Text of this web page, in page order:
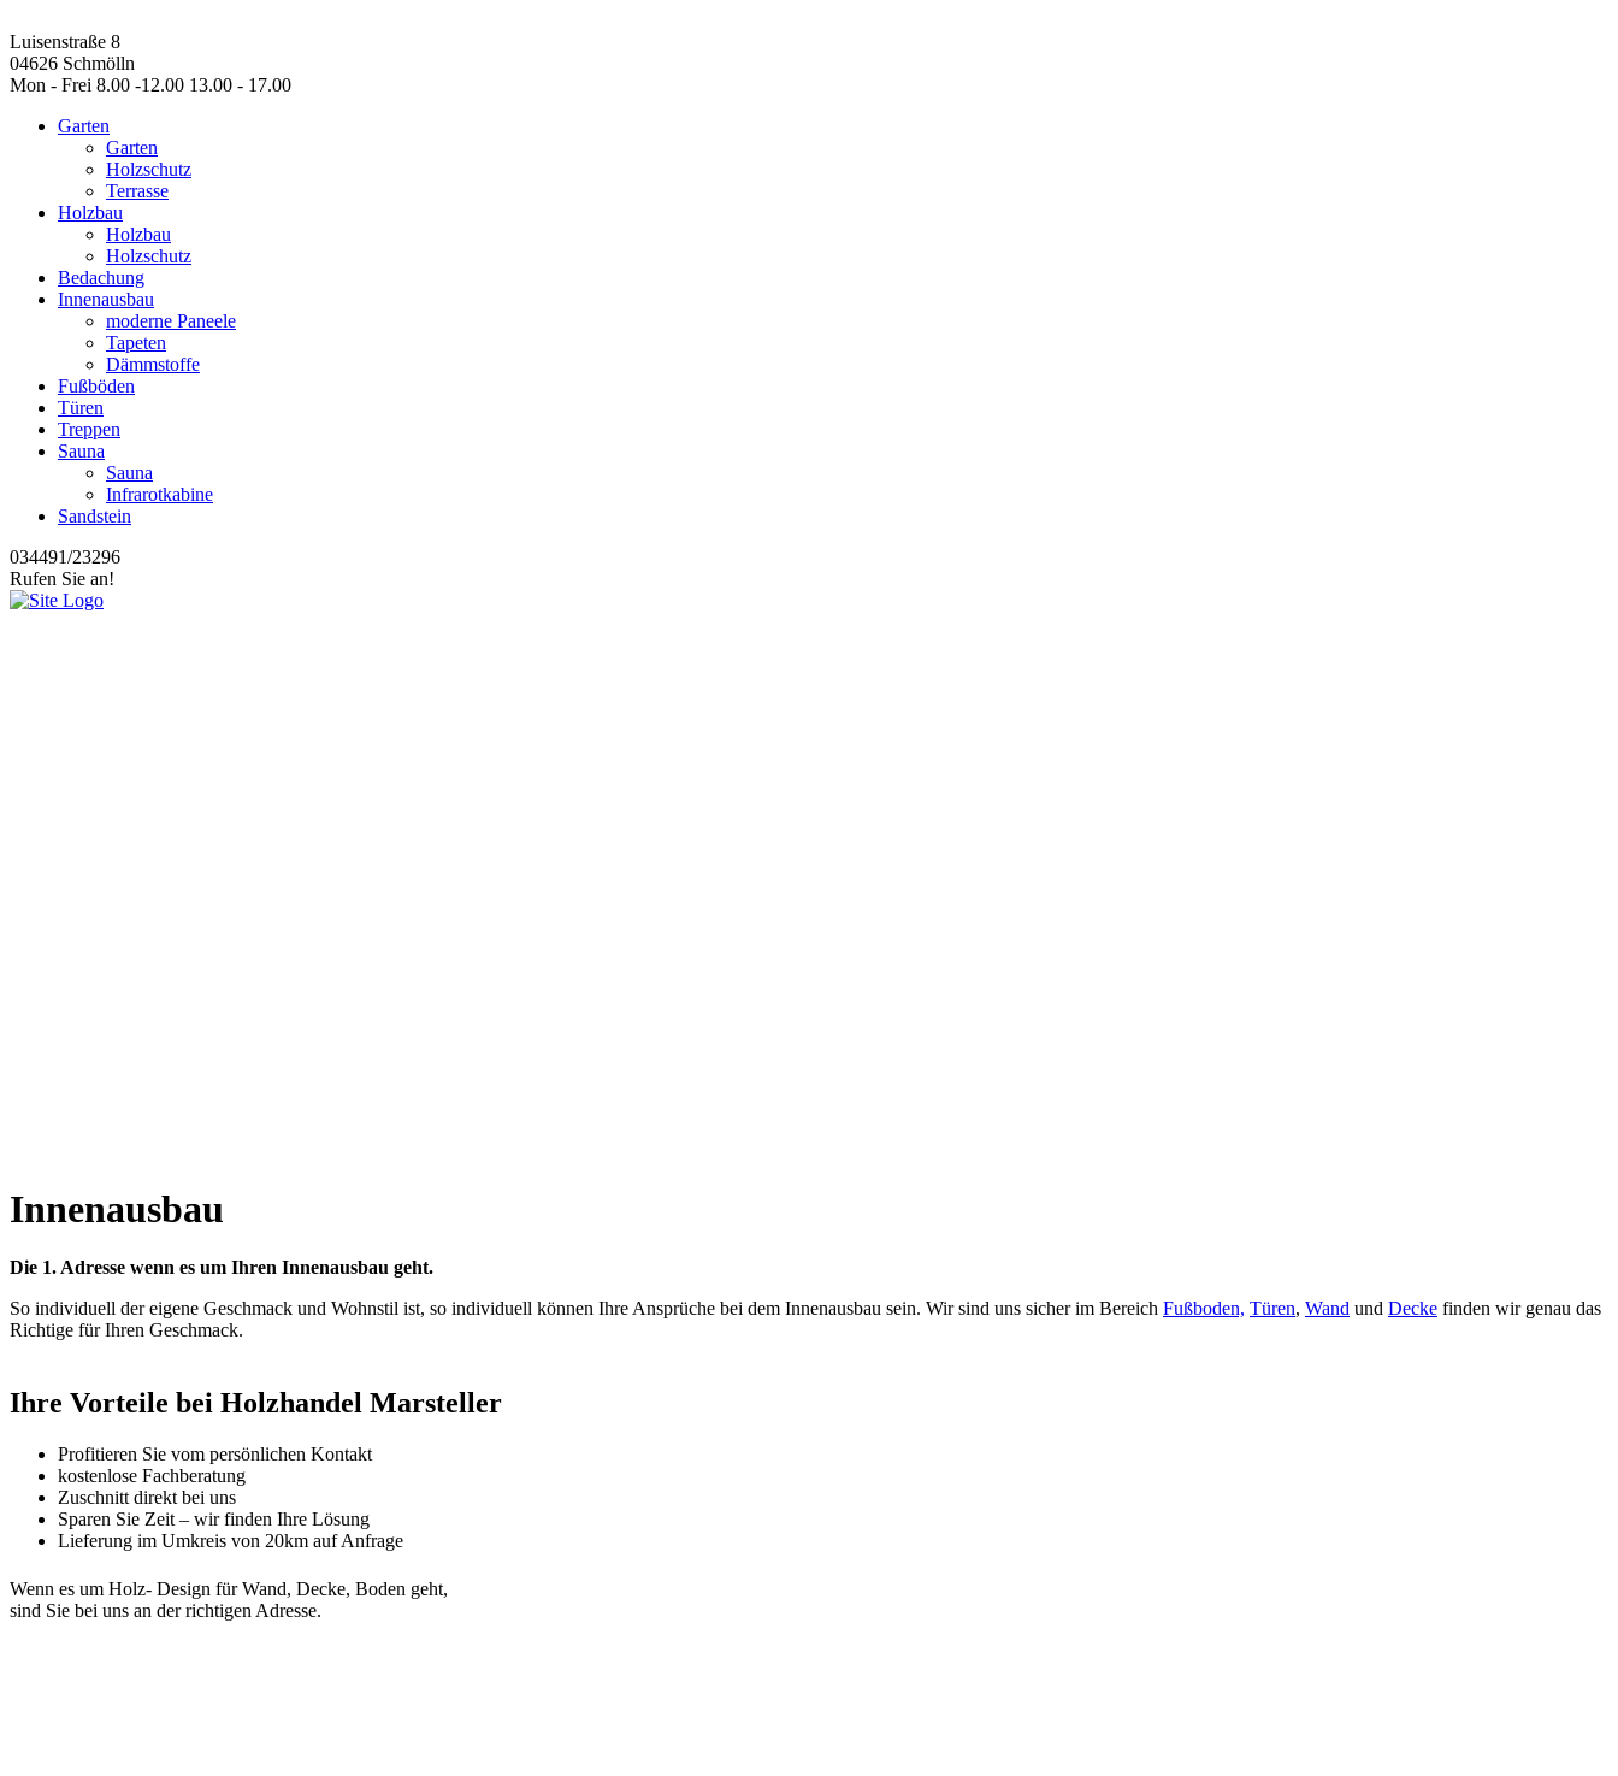
Luisenstraße 8
04626 Schmölln
Mon - Frei 8.00 -12.00 13.00 - 17.00
Garten
Garten
Holzschutz
Terrasse
Holzbau
Holzbau
Holzschutz
Bedachung
Innenausbau
moderne Paneele
Tapeten
Dämmstoffe
Fußböden
Türen
Treppen
Sauna
Sauna
Infrarotkabine
Sandstein
034491/23296
Rufen Sie an!
Innenausbau
Die 1. Adresse wenn es um Ihren Innenausbau geht.
So individuell der eigene Geschmack und Wohnstil ist, so individuell können Ihre Ansprüche bei dem Innenausbau sein. Wir sind uns sicher im Bereich Fußboden, Türen, Wand und Decke finden wir genau das
Richtige für Ihren Geschmack.
Ihre Vorteile bei Holzhandel Marsteller
Profitieren Sie vom persönlichen Kontakt
kostenlose Fachberatung
Zuschnitt direkt bei uns
Sparen Sie Zeit – wir finden Ihre Lösung
Lieferung im Umkreis von 20km auf Anfrage
Wenn es um Holz- Design für Wand, Decke, Boden geht,
sind Sie bei uns an der richtigen Adresse.